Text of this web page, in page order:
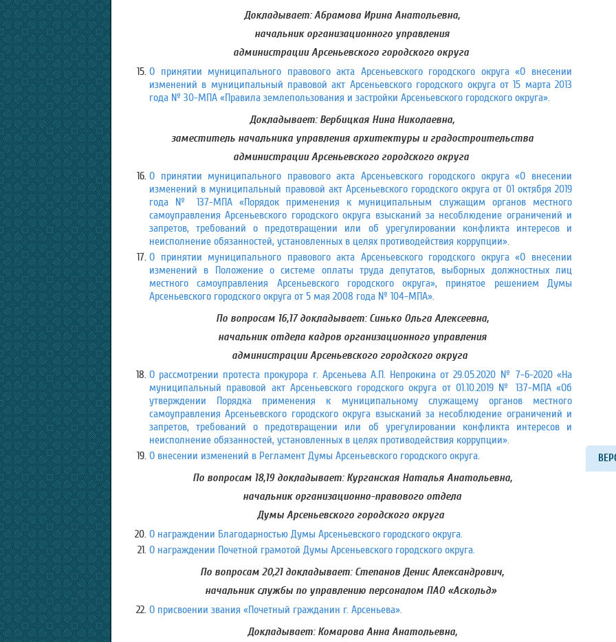
Докладывает: Абрамова Ирина Анатольевна,
начальник организационного управления
администрации Арсеньевского городского округа
О принятии муниципального правового акта Арсеньевского городского округа «О внесении
изменений в муниципальный правовой акт Арсеньевского городского округа от 15 марта 2013
года № 30-МПА «Правила землепользования и застройки Арсеньевского городского округа».
Докладывает: Вербицкая Нина Николаевна,
заместитель начальника управления архитектуры и градостроительства
администрации Арсеньевского городского округа
О принятии муниципального правового акта Арсеньевского городского округа «О внесении
изменений в муниципальный правовой акт Арсеньевского городского округа от 01 октября 2019
года № 137-МПА «Порядок применения к муниципальным служащим органов местного
самоуправления Арсеньевского городского округа взысканий за несоблюдение ограничений и
запретов, требований о предотвращении или об урегулировании конфликта интересов и
неисполнение обязанностей, установленных в целях противодействия коррупции».
О принятии муниципального правового акта Арсеньевского городского округа «О внесении
изменений в Положение о системе оплаты труда депутатов, выборных должностных лиц
местного самоуправления Арсеньевского городского округа», принятое решением Думы
Арсеньевского городского округа от 5 мая 2008 года № 104-МПА».
По вопросам 16,17 докладывает: Синько Ольга Алексеевна,
начальник отдела кадров организационного управления
администрации Арсеньевского городского округа
О рассмотрении протеста прокурора г. Арсеньева А.П. Непрокина от 29.05.2020 № 7-6-2020 «На
муниципальный правовой акт Арсеньевского городского округа от 01.10.2019 № 137-МПА «Об
утверждении Порядка применения к муниципальному служащему органов местного
самоуправления Арсеньевского городского округа взысканий за несоблюдение ограничений и
запретов, требований о предотвращении или об урегулировании конфликта интересов и
неисполнение обязанностей, установленных в целях противодействия коррупции».
О внесении изменений в Регламент Думы Арсеньевского городского округа.
По вопросам 18,19 докладывает: Курганская Наталья Анатольевна,
начальник организационно-правового отдела
Думы Арсеньевского городского округа
О награждении Благодарностью Думы Арсеньевского городского округа.
О награждении Почетной грамотой Думы Арсеньевского городского округа.
По вопросам 20,21 докладывает: Степанов Денис Александрович,
начальник службы по управлению персоналом ПАО «Аскольд»
О присвоении звания «Почетный гражданин г. Арсеньева».
Докладывает: Комарова Анна Анатольевна,